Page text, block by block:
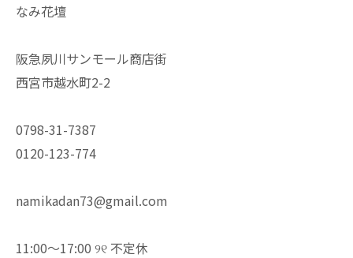
なみ花壇
阪急夙川サンモール商店街
西宮市越水町2-2
0798-31-7387
0120-123-774
namikadan73@gmail.com
11:00〜17:00 ୨୧ 不定休